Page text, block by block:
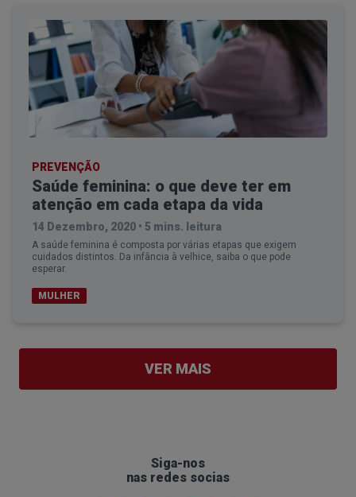
PREVENÇÃO
Saúde feminina: o que deve ter em
atenção em cada etapa da vida
14 Dezembro, 2020 • 5 mins. leitura
A saúde feminina é composta por várias etapas que exigem
cuidados distintos. Da infância à velhice, saiba o que pode
esperar.
MULHER
VER MAIS
Siga-nos
nas redes socias